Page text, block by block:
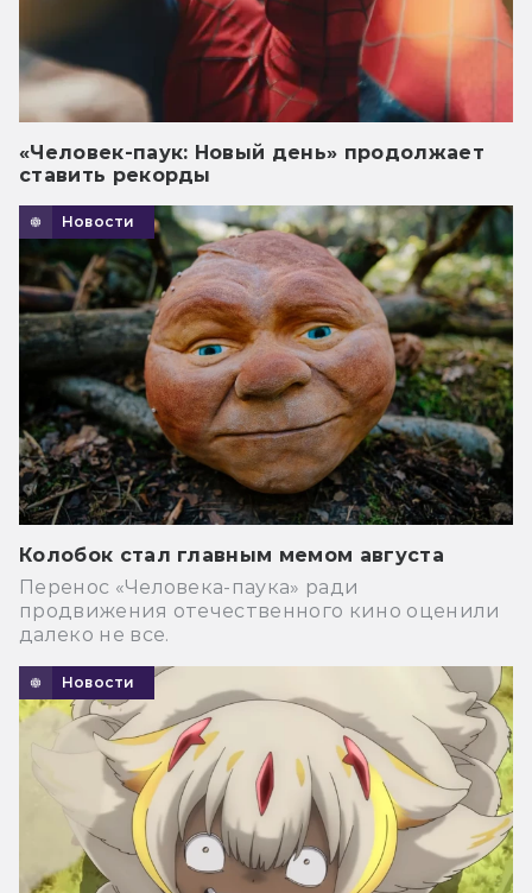
«Человек-паук: Новый день» продолжает
ставить рекорды
Новости
Колобок стал главным мемом августа
Перенос «Человека-паука» ради
продвижения отечественного кино оценили
далеко не все.
Новости